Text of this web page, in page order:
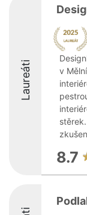
Laureáti
v
8.7